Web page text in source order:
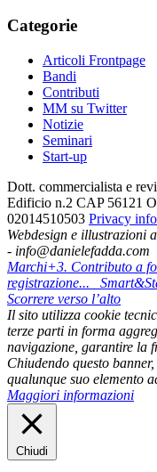
Categorie
Articoli Frontpage
Bandi
Contributi
MM su Twitter
Notizie
Seminari
Start-up
Dott. commercialista e
Edificio n.2 CAP 56121
02014510503 Privacy info
Webdesign e illustrazioni
- info@danielefadda.com
Marchi+3. Contributo a
registrazione...
Scorrere verso l’alto
Il sito utilizza cookie
terze parti in forma
navigazione, garantire la
Chiudendo questo
qualunque suo elemento
Maggiori informazioni
Chiudi